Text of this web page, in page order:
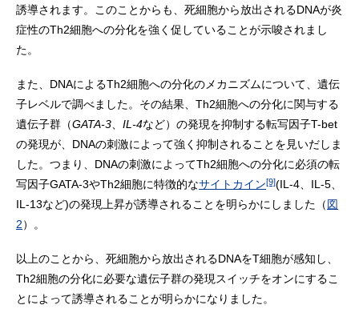
誘導されます。このことからも、死細胞から放出されるDNAが炎
症性のTh2細胞への分化を強く促していることが示唆されまし
た。
また、DNAによるTh2細胞への分化のメカニズムについて、遺伝
子レベルで調べました。その結果、Th2細胞への分化に関与する
遺伝子群（GATA-3 IL-4など）の発現を抑制する転写因子T-bet
の発現が、DNAの刺激によって強く抑制されることを見いだしま
した。つまり、DNAの刺激によってTh2細胞への分化に必須の転
写因子GATA-3やTh2細胞に特徴的なサイトカイン[9](IL-4、IL-5、
IL-13など)の発現上昇が誘導されることを明らかにしました（図
2）。
以上のことから、死細胞から放出されるDNAをT細胞が感知し、
Th2細胞の分化に必要な遺伝子群の発現スイッチをオンにするこ
とによって誘導されることが明らかになりました。